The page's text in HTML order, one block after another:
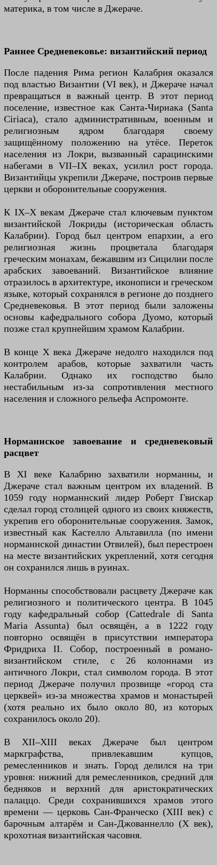
материка, в том числе в Джераче.
Раннее Средневековье: византийский период
После падения Рима регион Калабрия оказался
под властью Византии (VI век), и Джераче начал
превращаться в важный центр. В этот период
поселение, известное как Санта-Чириака (Santa
Ciriaca), стало административным, военным и
религиозным ядром благодаря своему
защищённому положению на утёсе. Переток
населения из Локри, вызванный сарацинскими
набегами в VII–IX веках, усилил рост города.
Византийцы укрепили Джераче, построив первые
церкви и оборонительные сооружения.
К IX–X векам Джераче стал ключевым пунктом
византийской Локриды (историческая область
Калабрии). Город был центром епархии, а его
религиозная жизнь процветала благодаря
греческим монахам, бежавшим из Сицилии после
арабских завоеваний. Византийское влияние
отразилось в архитектуре, иконописи и греческом
языке, который сохранялся в регионе до позднего
Средневековья. В этот период были заложены
основы кафедрального собора Дуомо, который
позже стал крупнейшим храмом Калабрии.
В конце X века Джераче недолго находился под
контролем арабов, которые захватили часть
Калабрии. Однако их господство было
нестабильным из-за сопротивления местного
населения и сложного рельефа Аспромонте.
Норманнское завоевание и средневековый
расцвет
В XI веке Калабрию захватили норманны, и
Джераче стал важным центром их владений. В
1059 году норманнский лидер Роберт Гвискар
сделал город столицей одного из своих княжеств,
укрепив его оборонительные сооружения. Замок,
известный как Кастелло Альтавилла (по имени
норманнской династии Отвилей), был перестроен
на месте византийских укреплений, хотя сегодня
он сохранился лишь в руинах.
Норманны способствовали расцвету Джераче как
религиозного и политического центра. В 1045
году кафедральный собор (Cattedrale di Santa
Maria Assunta) был освящён, а в 1222 году
повторно освящён в присутствии императора
Фридриха II. Собор, построенный в романо-
византийском стиле, с 26 колоннами из
античного Локри, стал символом города. В этот
период Джераче получил прозвище «город ста
церквей» из-за множества храмов и монастырей
(хотя реально их было около 80, из которых
сохранилось около 20).
В XII–XIII веках Джераче был центром
маркграфства, привлекавшим купцов,
ремесленников и знать. Город делился на три
уровня: нижний для ремесленников, средний для
бедняков и верхний для аристократических
палаццо. Среди сохранившихся храмов этого
времени — церковь Сан-Франческо (XIII век) с
барочным алтарём и Сан-Джованнелло (X век),
крохотная византийская часовня.